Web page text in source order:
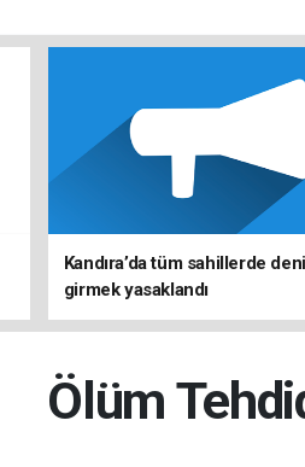
Kandıra’da tüm sahillerde
girmek yasaklandı
Ölüm